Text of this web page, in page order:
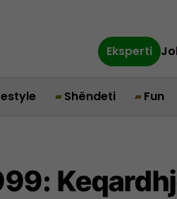
Eksperti
Shëndeti Fun